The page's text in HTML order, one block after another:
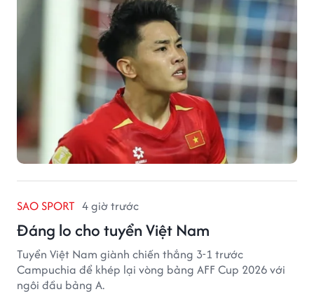
SAO SPORT 4 giờ trước
Đáng lo cho tuyển Việt Nam
Tuyển Việt Nam giành chiến thắng 3-1 trước
Campuchia để khép lại vòng bảng AFF Cup 2026 với
ngôi đầu bảng A.